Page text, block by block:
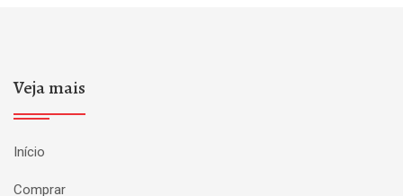
Veja mais
Início
Comprar